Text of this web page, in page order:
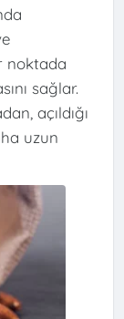
noktada
sağlar.
açıldığı
uzun